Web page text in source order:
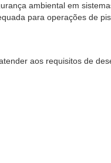
ambiental em
para operações de
aos requisitos de